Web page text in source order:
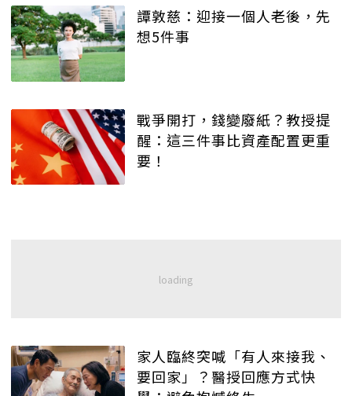
譚敦慈：迎接一個人老後，先
想5件事
戰爭開打，錢變廢紙？教授提
醒：這三件事比資產配置更重
要！
家人臨終突喊「有人來接我、
要回家」？醫授回應方式快